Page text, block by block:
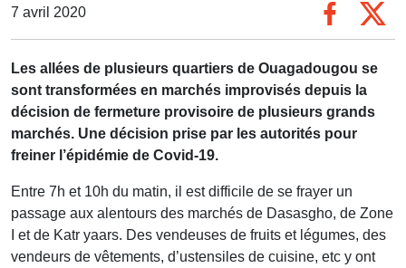
7 avril 2020
Les allées de plusieurs quartiers de Ouagadougou se
sont transformées en marchés improvisés depuis la
décision de fermeture provisoire de plusieurs grands
marchés. Une décision prise par les autorités pour
freiner l’épidémie de Covid-19.
Entre 7h et 10h du matin, il est difficile de se frayer un
passage aux alentours des marchés de Dasasgho, de Zone
I et de Katr yaars. Des vendeuses de fruits et légumes, des
vendeurs de vêtements, d’ustensiles de cuisine, etc y ont